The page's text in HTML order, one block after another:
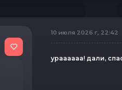
10 июля 2026 г, 22:42
ураааааа! дали,